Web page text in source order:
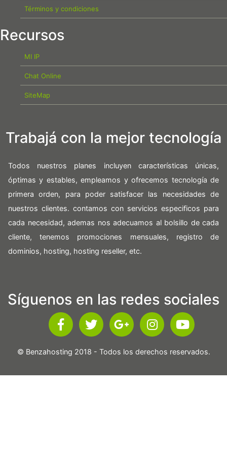
Términos y condiciones
Recursos
MI IP
Chat Online
SiteMap
Trabajá con la mejor tecnología
Todos nuestros planes incluyen características únicas,
óptimas y estables, empleamos y ofrecemos tecnología de
primera orden, para poder satisfacer las necesidades de
nuestros clientes. contamos con servicios especificos para
cada necesidad, ademas nos adecuamos al bolsillo de cada
cliente, tenemos promociones mensuales, registro de
dominios, hosting, hosting reseller, etc.
Síguenos en las redes sociales
© Benzahosting 2018 - Todos los derechos reservados.